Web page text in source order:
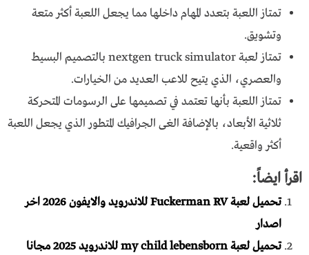
تمتاز اللعبة بتعدد المهام داخلها مما يجعل اللعبة أكثر متعة
وتشويق.
تمتاز لعبة nextgen truck simulator بالتصميم البسيط
والعصري، الذي يتيح للاعب العديد من الخيارات.
تمتاز اللعبة بأنها تعتمد في تصميمها على الرسومات المتحركة
ثلاثية الأبعاد، بالإضافة الغى الجرافيك المتطور الذي يجعل اللعبة
أكثر واقعية.
اقرأ ايضاً:
تحميل لعبة Fuckerman RV للاندرويد والايفون 2026 اخر
اصدار
تحميل لعبة my child lebensborn للاندرويد 2025 مجانا